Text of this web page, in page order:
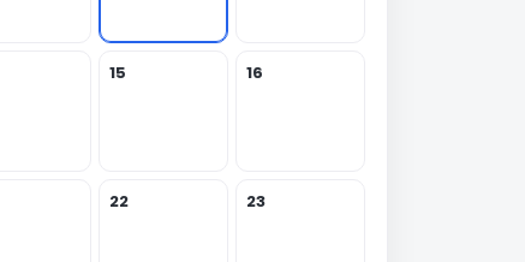
15 16
22 23